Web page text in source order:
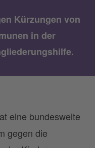
Kürzungen von
in der
eine bundesweite
gegen die